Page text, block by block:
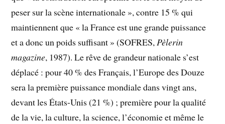
peser sur la scène internationale », contre 15 % qui
maintiennent que « la France est une grande puissance
et a donc un poids suffisant » (SOFRES,Pèlerin
magazine, 1987). Le rêve de grandeur nationale s’est
déplacé : pour 40 % des Français, l’Europe des Douze
sera la première puissance mondiale dans vingt ans,
devant les États-Unis (21 %) ; première pour la qualité
de la vie, la culture, la science, l’économie et même le